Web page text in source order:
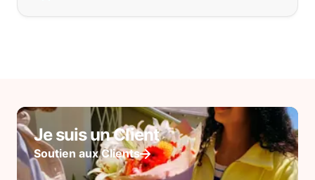
Je suis un Client
Soutien aux Clients